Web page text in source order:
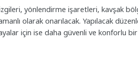
yönlendirme işaretleri, kavşak
olarak onarılacak. Yapılacak
için ise daha güvenli ve konforlu